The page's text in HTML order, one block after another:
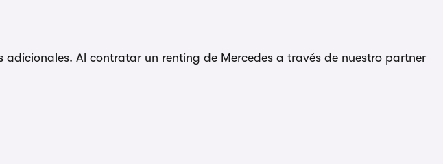
Al contratar un renting de Mercedes a través de nuestro partner